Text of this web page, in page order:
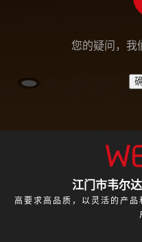
您的疑问，我
江门市韦尔
高要求高品质，以灵活的产